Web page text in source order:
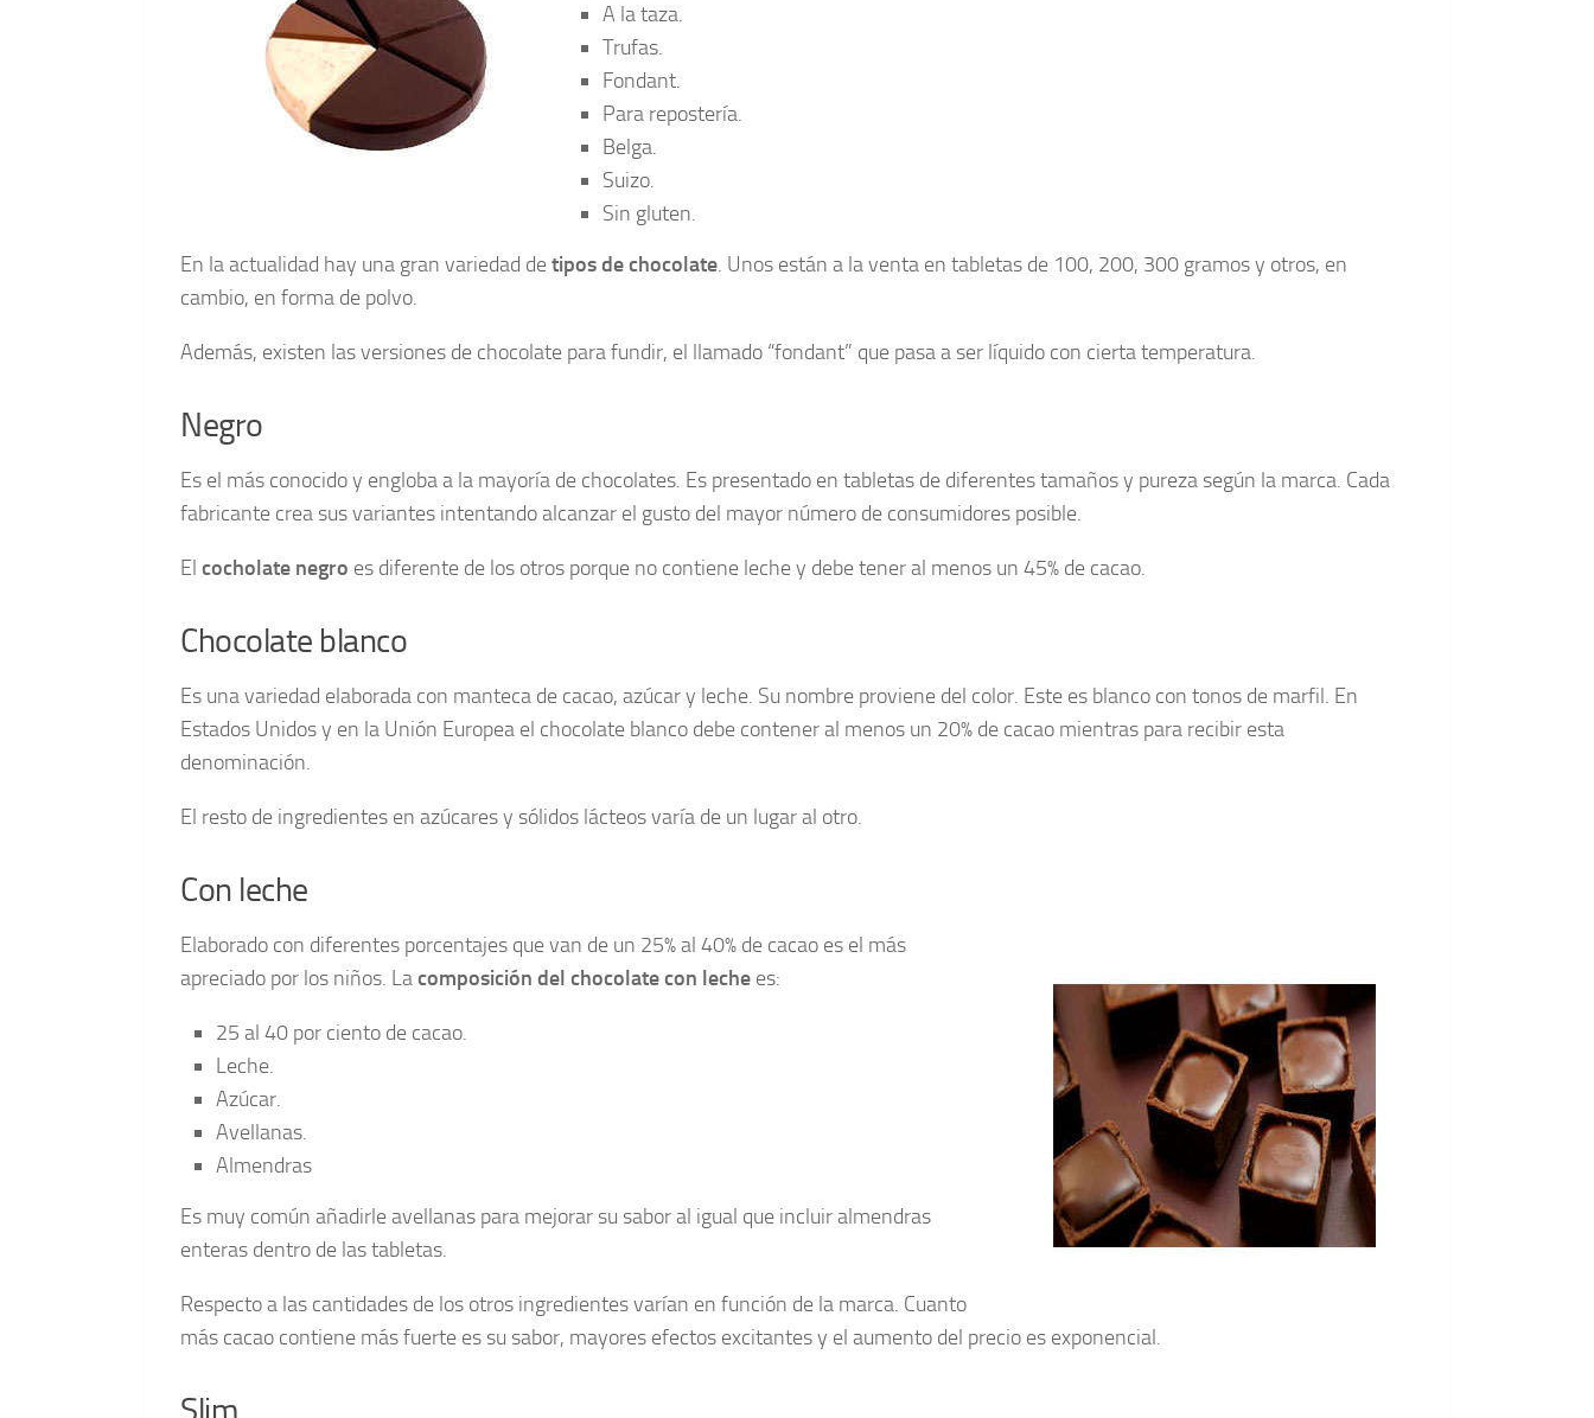
A la taza.
Trufas.
Fondant.
Para repostería.
Belga.
Suizo.
Sin gluten.
En la actualidad hay una gran variedad detipos de chocolate. Unos están a la venta en tabletas de 100, 200, 300 gramos y otros, en
cambio, en forma de polvo.
Además, existen las versiones de chocolate para fundir, el llamado “fondant” que pasa a ser líquido con cierta temperatura.
Negro
Es el más conocido y engloba a la mayoría de chocolates. Es presentado en tabletas de diferentes tamaños y pureza según la marca. Cada
fabricante crea sus variantes intentando alcanzar el gusto del mayor número de consumidores posible.
El cocholate negro es diferente de los otros porque no contiene leche y debe tener al menos un 45% de cacao.
Chocolate blanco
Es una variedad elaborada con manteca de cacao, azúcar y leche. Su nombre proviene del color. Este es blanco con tonos de marfil. En
Estados Unidos y en la Unión Europea el chocolate blanco debe contener al menos un 20% de cacao mientras para recibir esta
denominación.
El resto de ingredientes en azúcares y sólidos lácteos varía de un lugar al otro.
Con leche
Elaborado con diferentes porcentajes que van de un 25% al 40% de cacao es el más
apreciado por los niños. Lacomposición del chocolate con leche es:
25 al 40 por ciento de cacao.
Leche.
Azúcar.
Avellanas.
Almendras
Es muy común añadirle avellanas para mejorar su sabor al igual que incluir almendras
enteras dentro de las tabletas.
Respecto a las cantidades de los otros ingredientes varían en función de la marca. Cuanto
más cacao contiene más fuerte es su sabor, mayores efectos excitantes y el aumento del precio es exponencial.